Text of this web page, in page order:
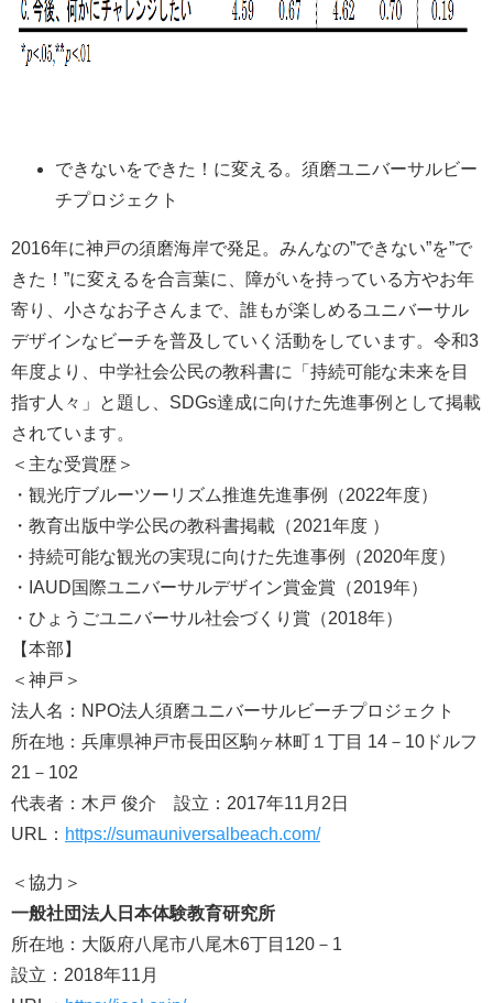
できないをできた！に変える。須磨ユニバーサルビー
チプロジェクト
2016年に神戸の須磨海岸で発足。みんなの”できない”を”で
きた！”に変えるを合言葉に、障がいを持っている方やお年
寄り、小さなお子さんまで、誰もが楽しめるユニバーサル
デザインなビーチを普及していく活動をしています。令和3
年度より、中学社会公民の教科書に「持続可能な未来を目
指す人々」と題し、SDGs達成に向けた先進事例として掲載
されています。
＜主な受賞歴＞
・観光庁ブルーツーリズム推進先進事例（2022年度）
・教育出版中学公民の教科書掲載（2021年度 ）
・持続可能な観光の実現に向けた先進事例（2020年度）
・IAUD国際ユニバーサルデザイン賞金賞（2019年）
・ひょうごユニバーサル社会づくり賞（2018年）
【本部】
＜神戸＞
法人名：NPO法人須磨ユニバーサルビーチプロジェクト
所在地：兵庫県神戸市長田区駒ヶ林町１丁目 14－10ドルフ
21－102
代表者：木戸 俊介 設立：2017年11月2日
URL： https://sumauniversalbeach.com/
＜協力＞
一般社団法人日本体験教育研究所
所在地：大阪府八尾市八尾木6丁目120－1
設立：2018年11月